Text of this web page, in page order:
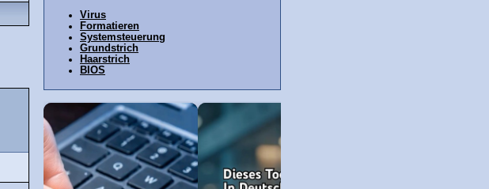
Virus
Formatieren
Systemsteuerung
Grundstrich
Haarstrich
BIOS